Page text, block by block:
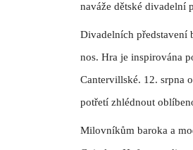
naváže dětské divadelní
Divadelních představení
nos. Hra je inspirována
Cantervillské. 12. srpna
potřetí zhlédnout
Milovníkům baroka a